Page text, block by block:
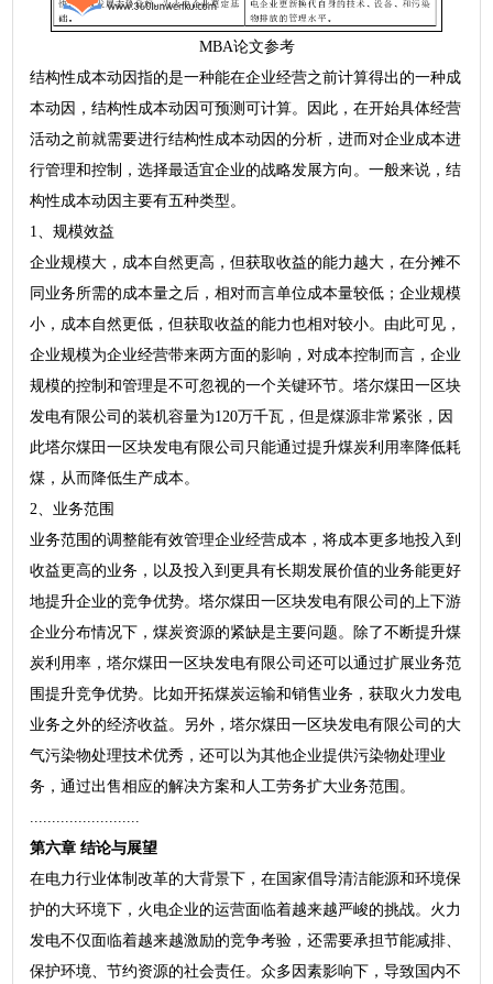
MBA论文参考
结构性成本动因指的是一种能在企业经营之前计算得出的一种成
本动因，结构性成本动因可预测可计算。因此，在开始具体经营
活动之前就需要进行结构性成本动因的分析，进而对企业成本进
行管理和控制，选择最适宜企业的战略发展方向。一般来说，结
构性成本动因主要有五种类型。
1、规模效益
企业规模大，成本自然更高，但获取收益的能力越大，在分摊不
同业务所需的成本量之后，相对而言单位成本量较低；企业规模
小，成本自然更低，但获取收益的能力也相对较小。由此可见，
企业规模为企业经营带来两方面的影响，对成本控制而言，企业
规模的控制和管理是不可忽视的一个关键环节。塔尔煤田一区块
发电有限公司的装机容量为120万千瓦，但是煤源非常紧张，因
此塔尔煤田一区块发电有限公司只能通过提升煤炭利用率降低耗
煤，从而降低生产成本。
2、业务范围
业务范围的调整能有效管理企业经营成本，将成本更多地投入到
收益更高的业务，以及投入到更具有长期发展价值的业务能更好
地提升企业的竞争优势。塔尔煤田一区块发电有限公司的上下游
企业分布情况下，煤炭资源的紧缺是主要问题。除了不断提升煤
炭利用率，塔尔煤田一区块发电有限公司还可以通过扩展业务范
围提升竞争优势。比如开拓煤炭运输和销售业务，获取火力发电
业务之外的经济收益。另外，塔尔煤田一区块发电有限公司的大
气污染物处理技术优秀，还可以为其他企业提供污染物处理业
务，通过出售相应的解决方案和人工劳务扩大业务范围。
第六章 结论与展望
在电力行业体制改革的大背景下，在国家倡导清洁能源和环境保
护的大环境下，火电企业的运营面临着越来越严峻的挑战。火力
发电不仅面临着越来越激励的竞争考验，还需要承担节能减排、
保护环境、节约资源的社会责任。众多因素影响下，导致国内不